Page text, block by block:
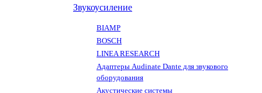
Звукоусиление
BIAMP
BOSCH
LINEA RESEARCH
Адаптеры Audinate Dante для звукового
оборудования
Акустические системы